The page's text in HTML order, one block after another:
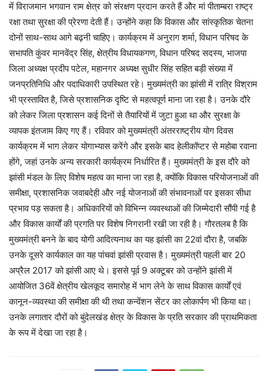
में विराजमान भगवान राम क्षेत्र को संरक्षण प्रदान करते हैं और मां पीताम्बरा राष्ट्र
रक्षा तथा सुरक्षा की प्रेरणा देती हैं। उन्होंने कहा कि विकास और सांस्कृतिक चेतना
दोनों साथ-साथ आगे बढ़नी चाहिए। कार्यक्रम में अनुराग शर्मा, विधान परिषद के
सभापति कुंवर मानवेंद्र सिंह, क्षेत्रीय विधायकगण, विधान परिषद सदस्य, भाजपा
जिला अध्यक्ष प्रदीप पटेल, महानगर अध्यक्ष सुधीर सिंह सहित बड़ी संख्या में
जनप्रतिनिधि और पदाधिकारी उपस्थित रहे। मुख्यमंत्री का झांसी में रात्रि विश्राम
भी प्रस्तावित है, जिसे प्रशासनिक दृष्टि से महत्वपूर्ण माना जा रहा है। उनके दौरे
को लेकर जिला प्रशासन कई दिनों से तैयारियों में जुटा हुआ था और सुरक्षा के
व्यापक इंतजाम किए गए हैं। रविवार को मुख्यमंत्री अंतरराष्ट्रीय योग दिवस
कार्यक्रम में भाग लेकर योगाभ्यास करेंगे और इसके बाद हेलीकॉप्टर से महोबा रवाना
होंगे, जहां उनके अन्य सरकारी कार्यक्रम निर्धारित हैं। मुख्यमंत्री के इस दौरे को
झांसी मंडल के लिए विशेष महत्व का माना जा रहा है, क्योंकि विकास परियोजनाओं की
समीक्षा, प्रशासनिक जवाबदेही और नई योजनाओं की संभावनाओं पर इसका सीधा
प्रभाव पड़ सकता है। अधिकारियों को विभिन्न व्यवस्थाओं की जिम्मेदारी सौंपी गई है
और विकास कार्यों की प्रगति पर विशेष निगरानी रखी जा रही है। गौरतलब है कि
मुख्यमंत्री बनने के बाद योगी आदित्यनाथ का यह झांसी का 22वां दौरा है, जबकि
उनके दूसरे कार्यकाल का यह पांचवां झांसी प्रवास है। मुख्यमंत्री पहली बार 20
अप्रैल 2017 को झांसी आए थे। इससे पूर्व 9 अक्टूबर को उन्होंने झांसी में
आयोजित 36वें क्षेत्रीय खेलकूद समारोह में भाग लेने के साथ विकास कार्यों एवं
कानून-व्यवस्था की समीक्षा की थी तथा कन्वेंशन सेंटर का लोकार्पण भी किया था।
उनके लगातार दौरों को बुंदेलखंड क्षेत्र के विकास के प्रति सरकार की प्राथमिकता
के रूप में देखा जा रहा है।